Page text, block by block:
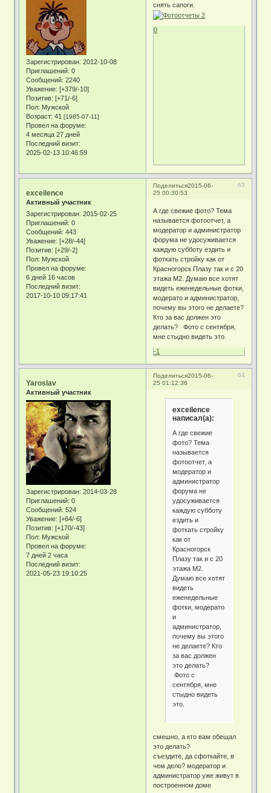
Зарегистрирован: 2012-10-08
Приглашений: 0
Сообщений: 2240
Уважение: [+379/-10]
Позитив: [+71/-6]
Пол: Мужской
Возраст: 41[1985-07-11]
Провел на форуме:
4 месяца 27 дней
Последний визит:
2025-02-13 10:46:59
снять сапоги.
0
Поделиться 63
2015-06-
25 00:30:53
exceilence
Активный участник
Зарегистрирован: 2015-02-25
Приглашений: 0
Сообщений: 443
Уважение: [+28/-44]
Позитив: [+29/-2]
Пол: Мужской
Провел на форуме:
6 дней 16 часов
Последний визит:
2017-10-10 09:17:41
А где свежие фото? Тема
называется фотоотчет, а
модератор и администратор
форума не удосуживается
каждую субботу ездить и
фоткать стройку как от
Красногорск Плазу так и с 20
этажа М2. Думаю все хотят
видеть еженедельные фотки,
модерато и администратор,
почему вы этого не делаете?
Кто за вас должен это
делать? Фото с сентября,
мне стыдно видеть это.
-1
Поделиться 64
2015-06-
25 01:12:36
Yaroslav
Активный участник
Зарегистрирован: 2014-03-28
Приглашений: 0
Сообщений: 524
Уважение: [+64/-6]
Позитив: [+170/-43]
Пол: Мужской
Провел на форуме:
7 дней 2 часа
Последний визит:
2021-05-23 19:10:25
exceilence
написал(а):
А где свежие
фото? Тема
называется
фотоотчет, а
модератор и
администратор
форума не
удосуживается
каждую субботу
ездить и
фоткать стройку
как от
Красногорск
Плазу так и с 20
этажа М2.
Думаю все хотят
видеть
еженедельные
фотки, модерато
и
администратор,
почему вы этого
не делаете? Кто
за вас должен
это делать?
Фото с
сентября, мне
стыдно видеть
это.
смешно, а кто вам обещал
это делать?
съездите, да сфоткайте, в
чем дело? модератор и
администратор уже живут в
построенном доме